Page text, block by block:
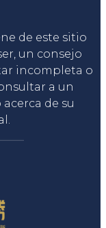
de este sitio
un consejo
incompleta o
a un
de su